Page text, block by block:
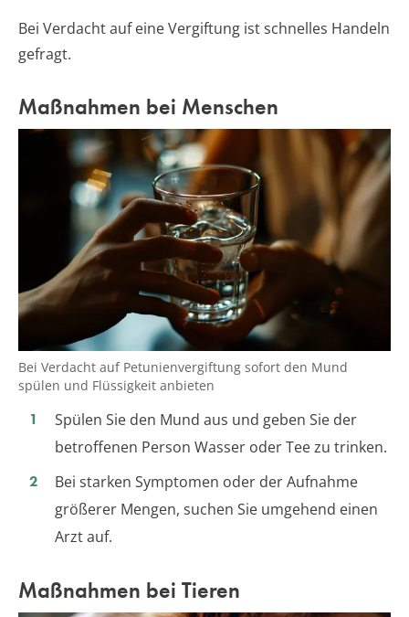
Bei Verdacht auf eine Vergiftung ist schnelles Handeln
gefragt.
Maßnahmen bei Menschen
Bei Verdacht auf Petunienvergiftung sofort den Mund
spülen und Flüssigkeit anbieten
Spülen Sie den Mund aus und geben Sie der
betroffenen Person Wasser oder Tee zu trinken.
Bei starken Symptomen oder der Aufnahme
größerer Mengen, suchen Sie umgehend einen
Arzt auf.
Maßnahmen bei Tieren